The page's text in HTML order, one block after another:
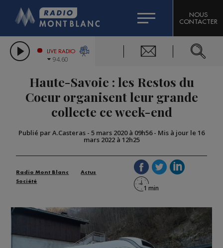
LES CHRONIQUES DE L'EXPERT
CITIZEN MACHINERY
GRAND MASSIF DOMAINES SKIABLES
BIGARD
COMPAGNIE DU MONT-BLANC
NOUS
CONTACTER
LIVE RADIO
94.60
Haute-Savoie : les Restos du
Coeur organisent leur grande
collecte ce week-end
Publié par A.Casteras - 5 mars 2020 à 09h56- Mis à jour le 16
mars 2022 à 12h25
Radio Mont Blanc
Actus
Société